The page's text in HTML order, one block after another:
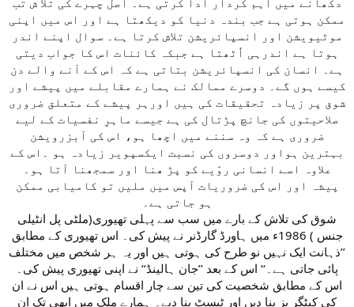
ممکن ہوتی ہے جب بندہ دنیا کو دیکھتا ہے اور اس میں اپنی
موٹیویشن اور انسپائریشن تلاش کرتا ہے۔ سوال اپنے اندر
ہوتا ہے اندرہی اُٹھتا ہے جبکہ کائنات اس کا جواب دیتی
ہے۔ انسان کی انسپائریشن بتاتی ہے کہ اس کے آنے والے دن
کیسے ہوں گے۔ دوسرے ممالک نے ہمارے مقابلے میں پیشے اور
شوق پر زیادہ تحقیقات کی ہیں اورہر پیشے کے متعلق ضروری
صلاحیتوں کی جانچ پڑتال کی ہے جیسے ماہرِ نفسیات کے لیے
ضروری ہے کہ وہ سننے میں اچھا ہو، اس کی آبزرویشن
بہترین ہواور دوسروں کی نسبت ایکسپویر زیادہ ہو ۔اس کے
علاوہ اسے انسانی روّیے کو پڑ ھنا اور سمجھنا آتا ہو۔
پیشہ اور اس کی ضروریات آپس میں ملیں تو کامیابی ممکن
ہو جاتی ہے۔
شوق کی تلاش کے بارے میں سب سے پہلی تھیوری(ملٹی پل انٹیلی
جنس ) 1986ء میں ہاورڈ گارڈنر نے پیش کی۔ اس تھیوری کے مطابق
’’ذہانت ایک نہیں نو طرح کی ہوتی ہیں اور یہ ہر شخص میں مختلف
پائی جاتی ہے۔‘‘ اس کے بعد ’’جان ہالینڈ‘‘ نے اپنی تھیوری پیش کی۔
اس کے مطابق شخصیت کی تین سے چار اقسام ہوتی ہیں اس نے ان
کی کیٹگر یز بنا دیں اور ٹیسٹ بنا دیے۔ ہمارے ملک میں ابھی تک ان